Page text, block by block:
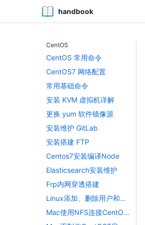
handbook
Android
CentOS
CentOS 常用命令
CentOS7 网络配置
常用基础命令
安装 KVM 虚拟机详解
更换 yum 软件镜像源
安装维护 GitLab
安装搭建 FTP
Centos7安装编译Node
Elasticsearch安装维护
Frp内网穿透搭建
Linux添加、删除用户和用户组
Mac使用NFS连接CentOS上的共享文件夹